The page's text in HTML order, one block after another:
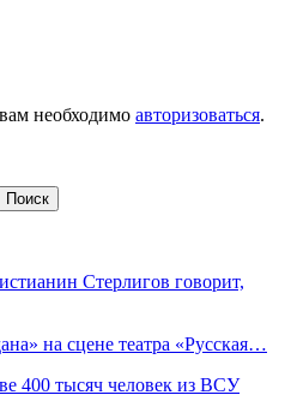
необходимо авторизоваться.
Стерлигов говорит,
на сцене театра «Русская…
400 тысяч человек из ВСУ